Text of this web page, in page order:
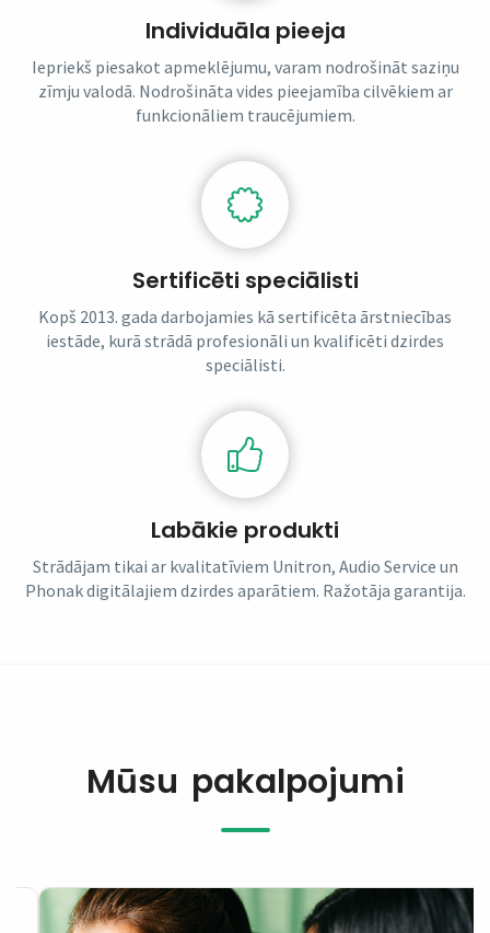
Individuāla pieeja
Iepriekš piesakot apmeklējumu, varam nodrošināt saziņu
zīmju valodā. Nodrošināta vides pieejamība cilvēkiem ar
funkcionāliem traucējumiem.
Sertificēti speciālisti
Kopš 2013. gada darbojamies kā sertificēta ārstniecības
iestāde, kurā strādā profesionāli un kvalificēti dzirdes
speciālisti.
Labākie produkti
Strādājam tikai ar kvalitatīviem Unitron, Audio Service un
Phonak digitālajiem dzirdes aparātiem. Ražotāja garantija.
Mūsu pakalpojumi